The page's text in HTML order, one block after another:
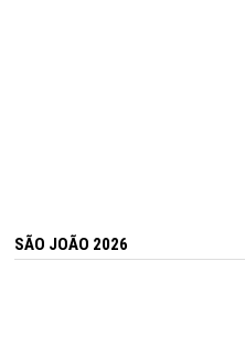
SÃO JOÃO 2026